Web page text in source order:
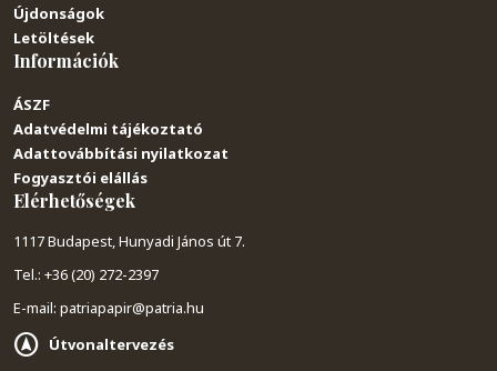
Újdonságok
Letöltések
Információk
ÁSZF
Adatvédelmi tájékoztató
Adattovábbítási nyilatkozat
Fogyasztói elállás
Elérhetőségek
1117 Budapest, Hunyadi János út 7.
Tel.: +36 (20) 272-2397
E-mail: patriapapir@patria.hu
Útvonaltervezés